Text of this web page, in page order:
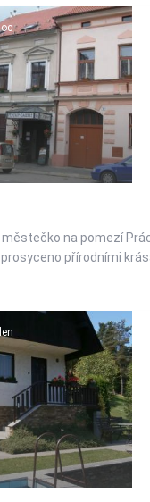
na pomezí
přírodními